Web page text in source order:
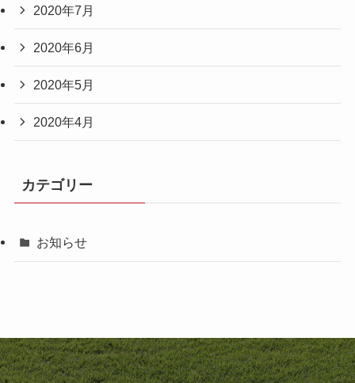
2020年7月
2020年6月
2020年5月
2020年4月
カテゴリー
お知らせ